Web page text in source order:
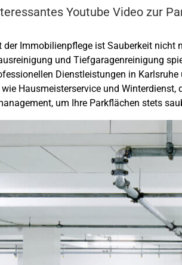
Youtube Video zur
der Immobilienpflege ist Sauberkeit
und Tiefgaragenreinigung
Dienstleistungen in
Hausmeisterservice und
um Ihre Parkflächen stets